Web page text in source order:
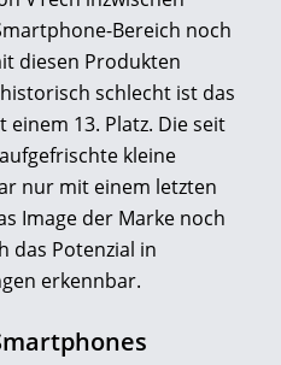
Bereich noch
diesen Produkten
schlecht ist das
einem 13. Platz. Die seit
kleine
nur mit einem letzten
Image der Marke noch
das Potenzial in
erkennbar.